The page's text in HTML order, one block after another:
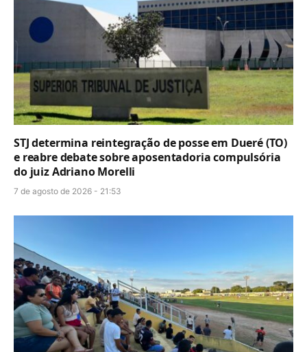
STJ determina reintegração de posse em Dueré (TO)
e reabre debate sobre aposentadoria compulsória
do juiz Adriano Morelli
7 de agosto de 2026 - 21:53